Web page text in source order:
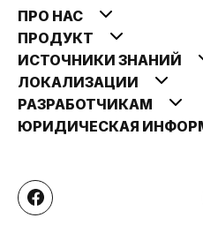
ПРО НАС
ПРОДУКТ
ИСТОЧНИКИ ЗНАНИЙ
ЛОКАЛИЗАЦИИ
РАЗРАБОТЧИКАМ
ЮРИДИЧЕСКАЯ